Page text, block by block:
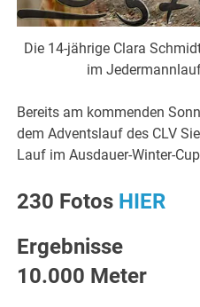
Die 14-jährige Clara
im
Bereits am kommenden
dem Adventslauf des CLV
Lauf im Ausdauer-Winter-
230 Fotos HIER
Ergebnisse
10.000 Meter